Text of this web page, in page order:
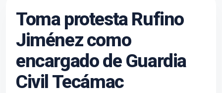
Toma protesta Rufino
Jiménez como
encargado de Guardia
Civil Tecámac
Asistente conectado